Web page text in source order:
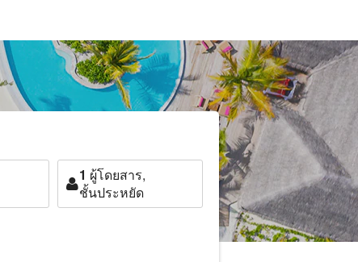
1 ผู้โดยสาร,
ชั้นประหยัด